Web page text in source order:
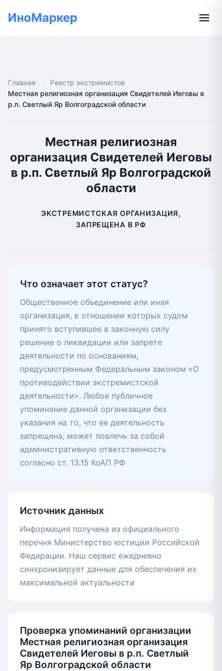
ИноМаркер
Главная
Реестр экстремистов
Местная религиозная организация Свидетелей Иеговы в
р.п. Светлый Яр Волгоградской области
Местная религиозная
организация Свидетелей Иеговы
в р.п. Светлый Яр Волгоградской
области
ЭКСТРЕМИСТСКАЯ ОРГАНИЗАЦИЯ,
ЗАПРЕЩЕНА В РФ
Что означает этот статус?
Общественное объединение или иная
организация, в отношении которых судом
принято вступившее в законную силу
решение о ликвидации или запрете
деятельности по основаниям,
предусмотренным Федеральным законом «О
противодействии экстремистской
деятельности». Любое публичное
упоминание данной организации без
указания на то, что ее деятельность
запрещена, может повлечь за собой
административную ответственность
согласно ст. 13.15 КоАП РФ
Источник данных
Информация получена из официального
перечня Министерство юстиции Российской
Федерации. Наш сервис ежедневно
синхронизирует данные для обеспечения их
максимальной актуальности
Проверка упоминаний организации
Местная религиозная организация
Свидетелей Иеговы в р.п. Светлый
Яр Волгоградской области